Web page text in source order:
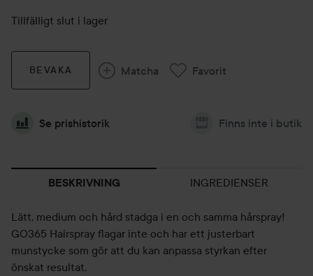
Tillfälligt slut i lager
BEVAKA Matcha Favorit
Se prishistorik Finns inte i butik
BESKRIVNING INGREDIENSER
Lätt, medium och hård stadga i en och samma hårspray!
GO365 Hairspray flagar inte och har ett justerbart
munstycke som gör att du kan anpassa styrkan efter
önskat resultat.